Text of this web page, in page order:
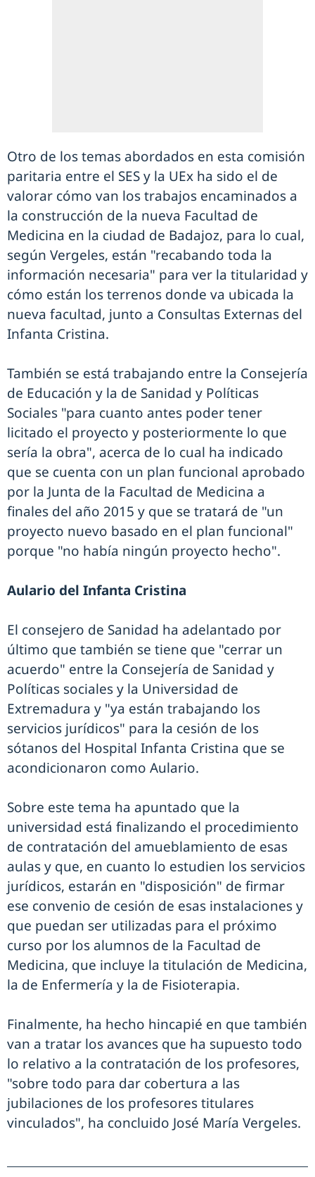
Otro de los temas abordados en esta comisión
paritaria entre el SES y la UEx ha sido el de
valorar cómo van los trabajos encaminados a
la construcción de la nueva Facultad de
Medicina en la ciudad de Badajoz, para lo cual,
según Vergeles, están "recabando toda la
información necesaria" para ver la titularidad y
cómo están los terrenos donde va ubicada la
nueva facultad, junto a Consultas Externas del
Infanta Cristina.
También se está trabajando entre la Consejería
de Educación y la de Sanidad y Políticas
Sociales "para cuanto antes poder tener
licitado el proyecto y posteriormente lo que
sería la obra", acerca de lo cual ha indicado
que se cuenta con un plan funcional aprobado
por la Junta de la Facultad de Medicina a
finales del año 2015 y que se tratará de "un
proyecto nuevo basado en el plan funcional"
porque "no había ningún proyecto hecho".
Aulario del Infanta Cristina
El consejero de Sanidad ha adelantado por
último que también se tiene que "cerrar un
acuerdo" entre la Consejería de Sanidad y
Políticas sociales y la Universidad de
Extremadura y "ya están trabajando los
servicios jurídicos" para la cesión de los
sótanos del Hospital Infanta Cristina que se
acondicionaron como Aulario.
Sobre este tema ha apuntado que la
universidad está finalizando el procedimiento
de contratación del amueblamiento de esas
aulas y que, en cuanto lo estudien los servicios
jurídicos, estarán en "disposición" de firmar
ese convenio de cesión de esas instalaciones y
que puedan ser utilizadas para el próximo
curso por los alumnos de la Facultad de
Medicina, que incluye la titulación de Medicina,
la de Enfermería y la de Fisioterapia.
Finalmente, ha hecho hincapié en que también
van a tratar los avances que ha supuesto todo
lo relativo a la contratación de los profesores,
"sobre todo para dar cobertura a las
jubilaciones de los profesores titulares
vinculados", ha concluido José María Vergeles.